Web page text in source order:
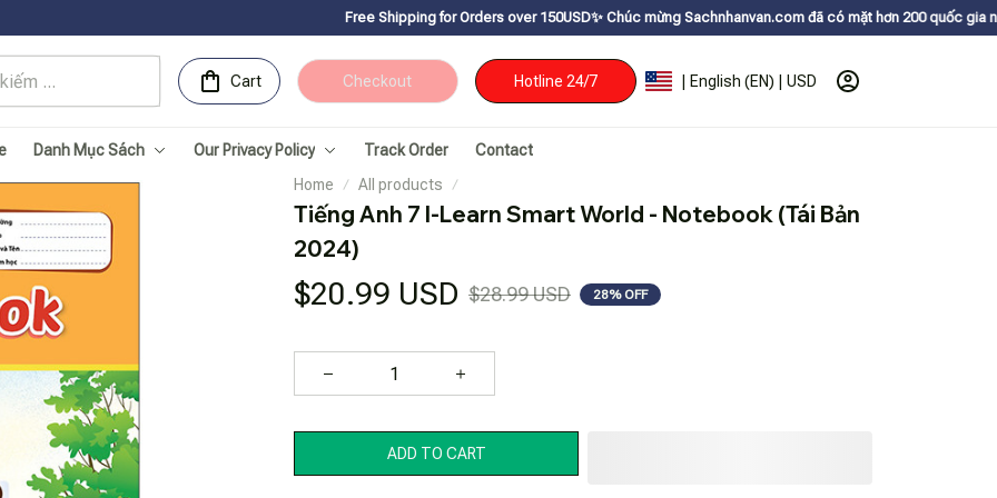
Free Shipping for Orders over 150USDㅤ✨ Chúc mừng Sachnhanvan.com đã có mặt hơn 200 quốc gia như Mỹ, Canada,
Cart Checkout Hotline 24/7 | English (EN) | USD
Danh Mục Sách Our Privacy Policy Track Order
Contact
Home
All products
Tiếng Anh 7 I-Learn Smart World - Notebook (Tái Bản
2024)
$20.99 USD $28.99 USD 28% OFF
ADD TO CART